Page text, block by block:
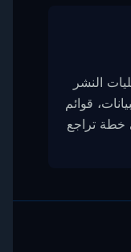
النشر
قوائم
خطة تراجع